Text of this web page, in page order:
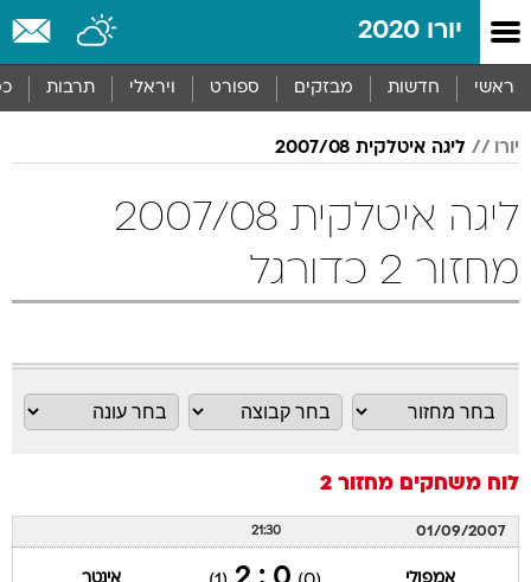
יורו 2020
ראשי חדשות מבזקים ספורט ויראלי תרבות
יורו ליגה איטלקית 2007/08
ליגה איטלקית 2007/08
מחזור 2 כדורגל
לוח משחקים מחזור 2
01/09/2007
21:30
אמפולי אינטר